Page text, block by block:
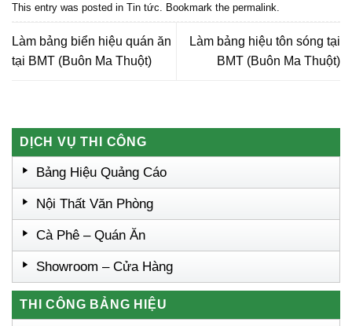
This entry was posted in Tin tức . Bookmark the permalink
Làm bảng biển hiệu quán ăn
tại BMT (Buôn Ma Thuột)
Làm bảng hiệu tôn sóng tại
BMT (Buôn Ma Thuột)
DỊCH VỤ THI CÔNG
Bảng Hiệu Quảng Cáo
Nội Thất Văn Phòng
Cà Phê – Quán Ăn
Showroom – Cửa Hàng
THI CÔNG BẢNG HIỆU